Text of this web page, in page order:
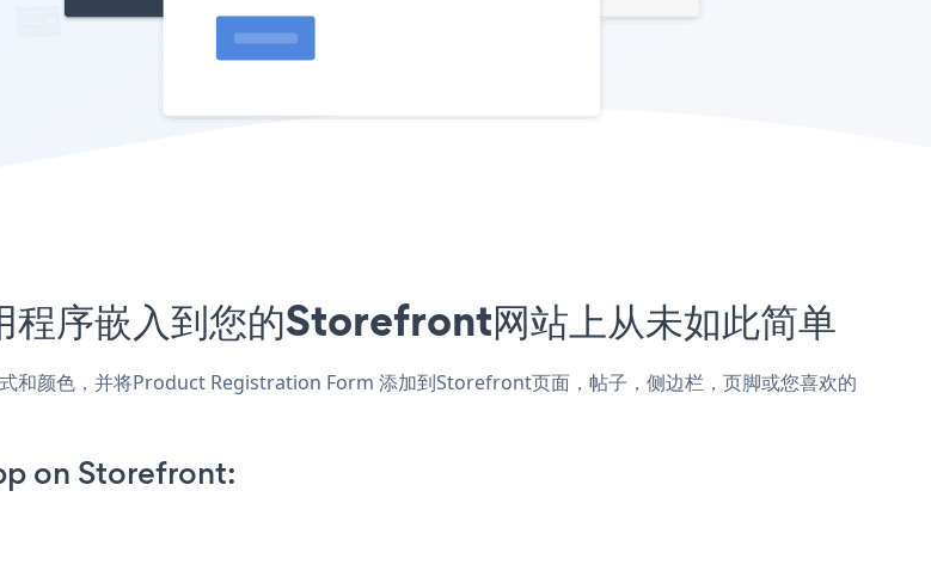
序嵌入到您的Storefront网站上从未如此简单
颜色，并将Product Registration Form 添加到Storefront页面，帖子，侧边栏，页脚或您喜欢的
on Storefront: